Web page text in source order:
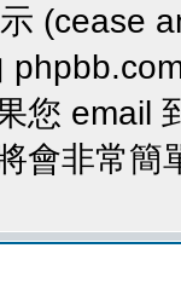
(cease
您 email
會非常簡